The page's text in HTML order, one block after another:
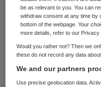
gemaakt binnen
afgeschermde
DVNMaarten
internetpagina,
wordt het
be as relevant to you. You can
withdraw consent at any time by
bottom of the webpage. Your
more details, refer to our Privacy
Would you rather not? Then we
these do not record any data
We and our partners
Use precise geolocation data.